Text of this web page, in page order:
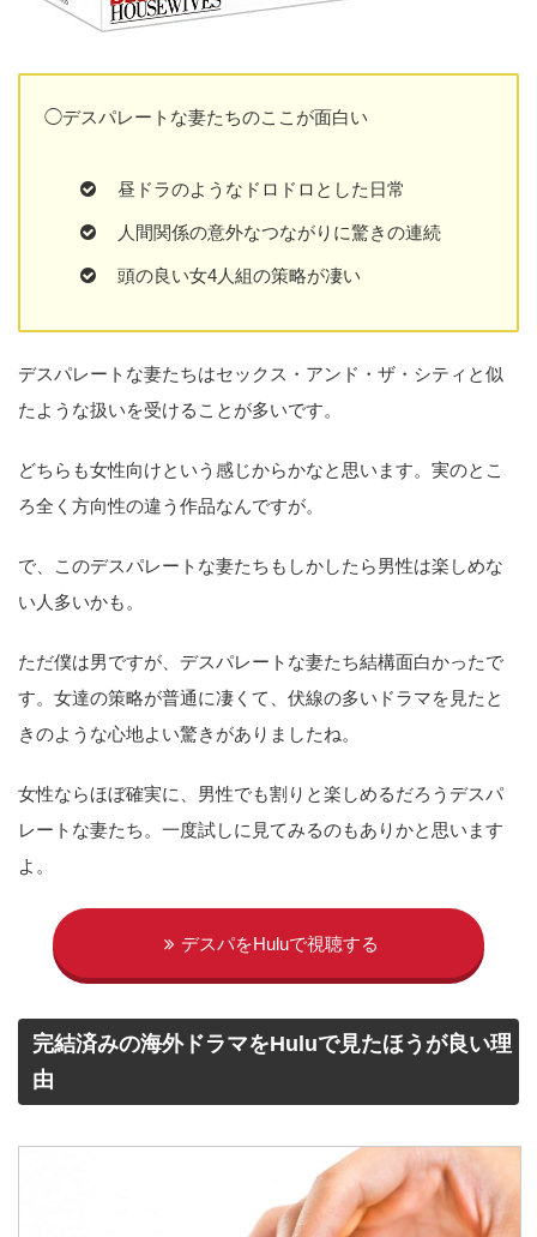
◯デスパレートな妻たちのここが面白い
昼ドラのようなドロドロとした日常
人間関係の意外なつながりに驚きの連続
頭の良い女4人組の策略が凄い
デスパレートな妻たちはセックス・アンド・ザ・シティと似
たような扱いを受けることが多いです。
どちらも女性向けという感じからかなと思います。実のとこ
ろ全く方向性の違う作品なんですが。
で、このデスパレートな妻たちもしかしたら男性は楽しめな
い人多いかも。
ただ僕は男ですが、デスパレートな妻たち結構面白かったで
す。女達の策略が普通に凄くて、伏線の多いドラマを見たと
きのような心地よい驚きがありましたね。
女性ならほぼ確実に、男性でも割りと楽しめるだろうデスパ
レートな妻たち。一度試しに見てみるのもありかと思います
よ。
デスパをHuluで視聴する
完結済みの海外ドラマをHuluで見たほうが良い理
由